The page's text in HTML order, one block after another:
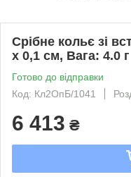
Срібне кольє зі
x 0,1 см, Вага: 4.0 г
Готово до відправки
Код: Кл2ОпБ/1041
6 413 ₴